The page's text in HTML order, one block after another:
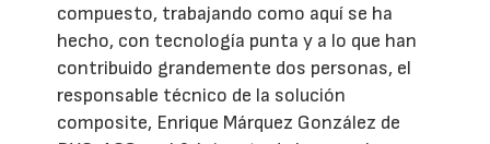
compuesto, trabajando como aquí se ha
hecho, con tecnología punta y a lo que han
contribuido grandemente dos personas, el
responsable técnico de la solución
composite, Enrique Márquez González de